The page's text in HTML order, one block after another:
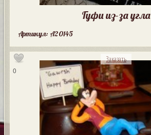
Гуфи из-за угла
Артикул: A20145
0
Заказать